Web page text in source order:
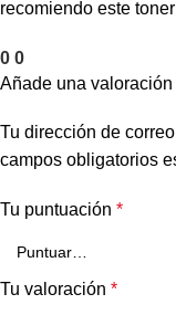
recomiendo este toner
0 0
Añade una valoración
Tu dirección de
campos obligatorios
Tu puntuación *
Tu valoración *